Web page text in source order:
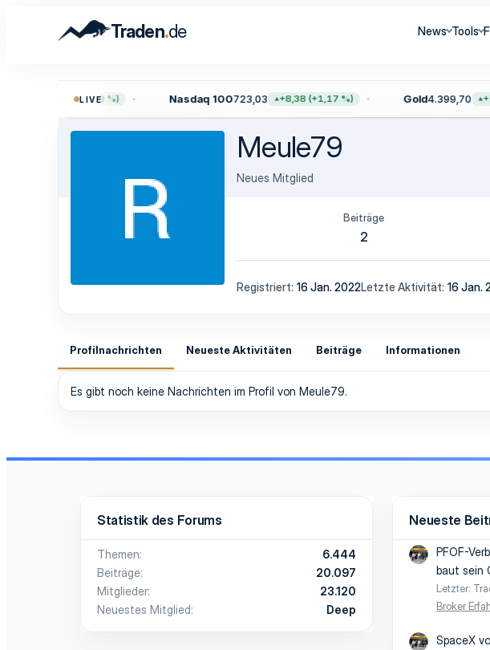
Traden.de News Tools
LIVE
+45,65 (+0,59 %) Nasdaq 100723,03 +8,38 (+1,17 %) Gold4.399,70
Meule79
Neues Mitglied
Beiträge
2
Registriert 16 Jan. 2022Letzte Aktivität 16 Jan.
Profilnachrichten Neueste Aktivitäten Beiträge Informationen
Es gibt noch keine Nachrichten im Profil von Meule79.
Statistik des Forums
Themen
6.444
Beiträge
20.097
Mitglieder
23.120
Neuestes Mitglied
Deep
Neueste
PFOF-
baut sein
Letzter:
Broker
SpaceX